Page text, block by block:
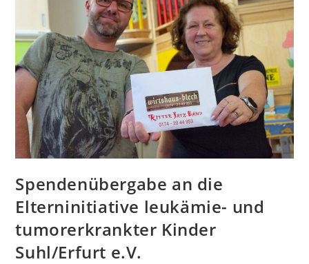
Spendenübergabe an die
Elterninitiative leukämie- und
tumorerkrankter Kinder
Suhl/Erfurt e.V.